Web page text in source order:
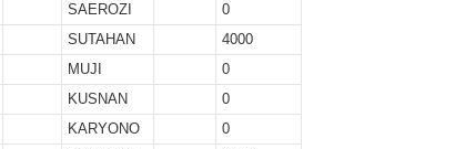
SAEROZI
0
SUTAHAN
4000
MUJI
0
KUSNAN
0
KARYONO
0